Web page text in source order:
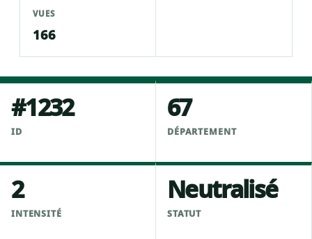
VUES
166
#1232
ID
67
DÉPARTEMENT
2
INTENSITÉ
Neutralisé
STATUT